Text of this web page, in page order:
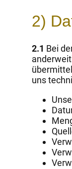
2)
2.1 Bei
uns